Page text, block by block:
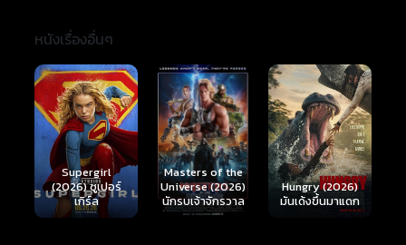
หนังเรื่องอื่นๆ
Masters of the
Universe (2026)
นักรบเจ้าจักรวาล
Hungry (2026)
มันเด้งขึ้นมาแดก
Ready or Not 2:
Here I Come
(2026) เกมพร้อม
ตาย 2